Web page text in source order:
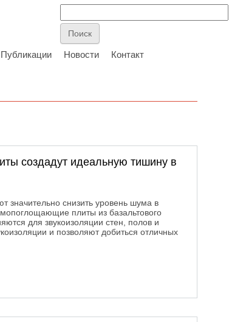
Публикации Новости Контакт
создадут идеальную тишину в
значительно снизить уровень шума в
плиты из базальтового
для звукоизоляции стен, полов и
и позволяют добиться отличных